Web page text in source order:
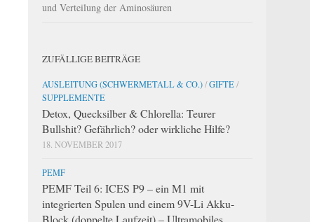
und Verteilung der Aminosäuren
ZUFÄLLIGE BEITRÄGE
AUSLEITUNG (SCHWERMETALL & CO.)/GIFTE/
SUPPLEMENTE
Detox, Quecksilber & Chlorella: Teurer
Bullshit? Gefährlich? oder wirkliche Hilfe?
18. NOVEMBER 2017
PEMF
PEMF Teil 6: ICES P9 – ein M1 mit
integrierten Spulen und einem 9V-Li Akku-
Block (doppelte Laufzeit) – Ultramobiles